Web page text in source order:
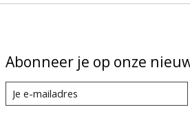
Abonneer je op onze